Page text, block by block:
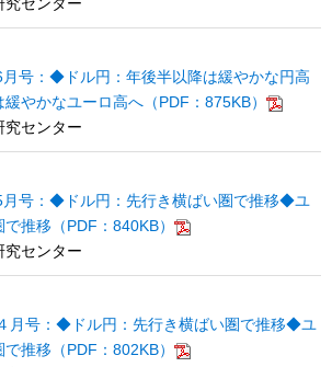
号：◆ドル円：年後半以降は緩やかな円高
やかなユーロ高へ（PDF：875KB）
センター
月号：◆ドル円：先行き横ばい圏で推移◆ユ
推移（PDF：840KB）
センター
月号：◆ドル円：先行き横ばい圏で推移◆ユ
推移（PDF：802KB）